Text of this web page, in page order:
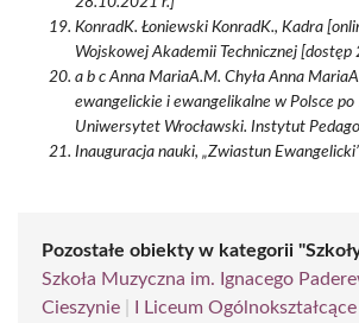
KonradK. Łoniewski KonradK., Kadra
Wojskowej Akademii Technicznej
a b c Anna MariaA.M. Chyła Anna
ewangelickie i ewangelikalne w Polsce
Uniwersytet Wrocławski. Instytut
Inauguracja nauki, „Zwiastun
Pozostałe obiekty w kategorii
Szkoła Muzyczna im. Ignacego
Cieszynie
I Liceum